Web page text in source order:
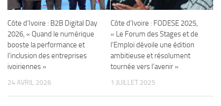
Côte d’Ivoire : B2B Digital Day
2026, « Quand le numérique
booste la performance et
l’inclusion des entreprises
ivoiriennes »
24 AVRIL 2026
Côte d’Ivoire : FODESE 2025,
« Le Forum des Stages et de
l’Emploi dévoile une édition
ambitieuse et résolument
tournée vers l’avenir »
1 JUILLET 2025